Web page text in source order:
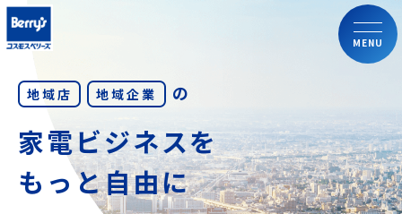
MENU
地域店 地域企業 の
家電ビジネスを
もっと自由に